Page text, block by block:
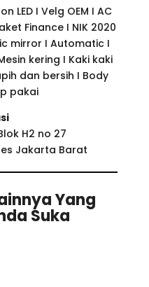
LED I Velg OEM I AC
Finance I NIK 2020
mirror I Automatic I
kering I Kaki kaki
dan bersih I Body
pakai
H2 no 27
Jakarta Barat
Yang
Suka